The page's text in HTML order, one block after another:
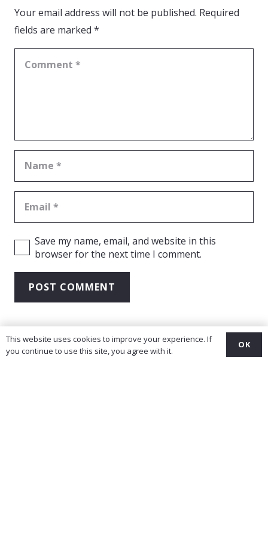
Your email address will not be published. Required
fields are marked *
Save my name, email, and website in this
browser for the next time I comment.
POST COMMENT
This website uses cookies to improve your experience. If
you continue to use this site, you agree with it.
OK